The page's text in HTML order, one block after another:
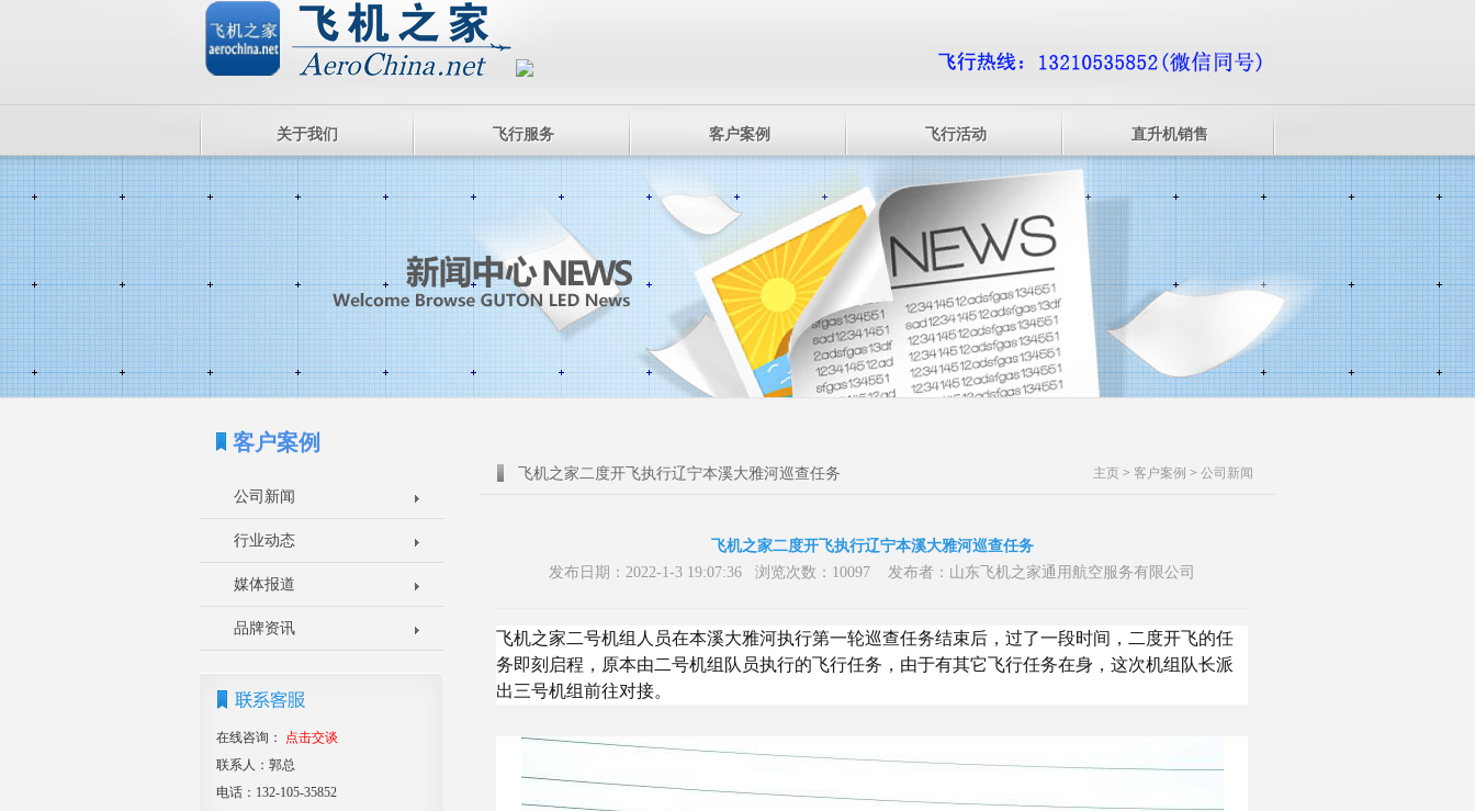
关于我们 飞行服务 客户案例 飞行活动 直升机销售
客户案例
公司新闻
行业动态
媒体报道
品牌资讯
在线咨询：
点击交谈
联系人：郭总
电话：132-105-35852
主页 > 客户案例 > 公司新闻
飞机之家二度开飞执行辽宁本溪大雅河巡查任务
飞机之家二度开飞执行辽宁本溪大雅河巡查任务
发布日期：2022-1-3 19:07:36 浏览次数：10097 发布者：山东飞机之家通用航空服务有限公司
飞机之家二号机组人员在本溪大雅河执行第一轮巡查任务结束后，过了一段时间，二度开飞的任
务即刻启程，原本由二号机组队员执行的飞行任务，由于有其它飞行任务在身，这次机组队长派
出三号机组前往对接。